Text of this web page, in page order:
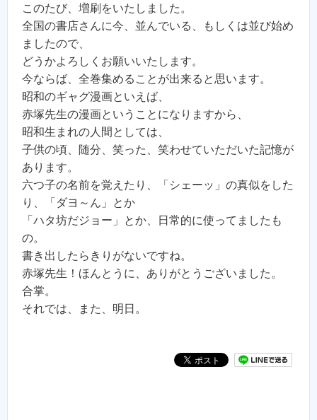
このたび、増刷をいたしました。
全国の書店さんに今、並んでいる、もしくは並び始め
ましたので、
どうかよろしくお願いいたします。
今ならば、全巻集めることが出来ると思います。
昭和のギャグ漫画といえば、
赤塚先生の漫画ということになりますから、
昭和生まれの人間としては、
子供の頃、随分、笑った、笑わせていただいた記憶が
あります。
六つ子の名前を覚えたり、「シェーッ」の真似をした
り、「ダヨ～ん」とか
「ハタ坊だジョー」とか、日常的に使ってましたも
の。
書き出したらきりがないですね。
赤塚先生！ほんとうに、ありがとうございました。
合掌。
それでは、また、明日。